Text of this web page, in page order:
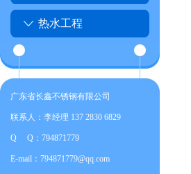
热水工程
广东省长鑫不锈钢有限公司
联系人：李经理 137 2830 6829
Q Q：794871779
E-mail：794871779@qq.com